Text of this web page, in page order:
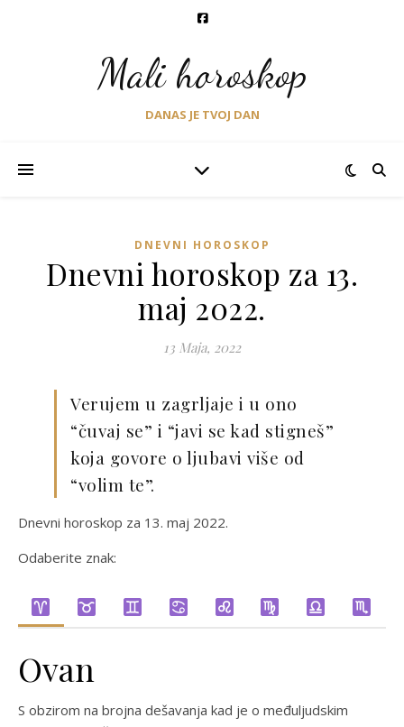
Mali horoskop
DANAS JE TVOJ DAN
DNEVNI HOROSKOP
Dnevni horoskop za 13.
maj 2022.
13 Maja, 2022
Verujem u zagrljaje i u ono
“čuvaj se” i “javi se kad stigneš”
koja govore o ljubavi više od
“volim te”.
Dnevni horoskop za 13. maj 2022.
Odaberite znak:
Ovan
S obzirom na brojna dešavanja kad je o međuljudskim